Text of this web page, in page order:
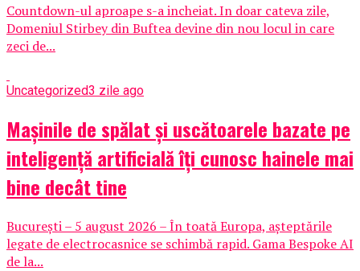
Countdown-ul aproape s-a incheiat. In doar cateva zile,
Domeniul Stirbey din Buftea devine din nou locul in care
zeci de...
Uncategorized3 zile ago
Mașinile de spălat și uscătoarele bazate pe
inteligență artificială îți cunosc hainele mai
bine decât tine
București – 5 august 2026 – În toată Europa, așteptările
legate de electrocasnice se schimbă rapid. Gama Bespoke AI
de la...